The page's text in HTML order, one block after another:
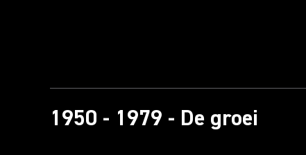
1950 - 1979 - De groei